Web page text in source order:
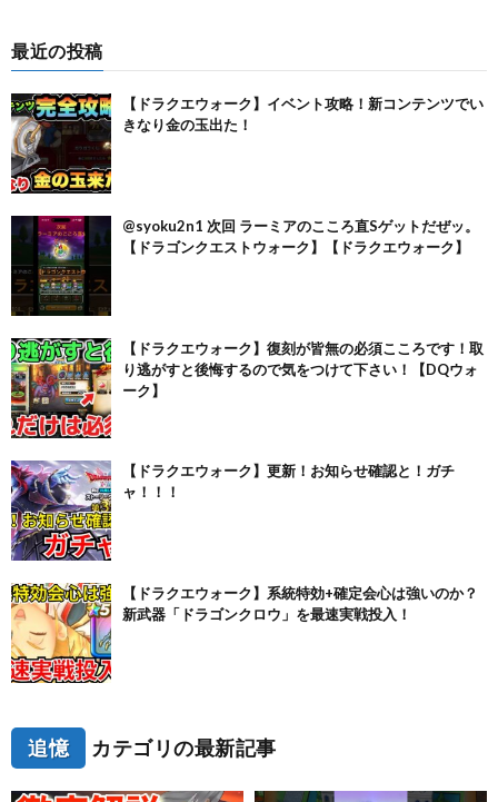
最近の投稿
【ドラクエウォーク】イベント攻略！新コンテンツでい
きなり金の玉出た！
@syoku2n1 次回 ラーミアのこころ直Sゲットだぜッ。
【ドラゴンクエストウォーク】【ドラクエウォーク】
【ドラクエウォーク】復刻が皆無の必須こころです！取
り逃がすと後悔するので気をつけて下さい！【DQウォ
ーク】
【ドラクエウォーク】更新！お知らせ確認と！ガチ
ャ！！！
【ドラクエウォーク】系統特効+確定会心は強いのか？
新武器「ドラゴンクロウ」を最速実戦投入！
追憶 カテゴリの最新記事